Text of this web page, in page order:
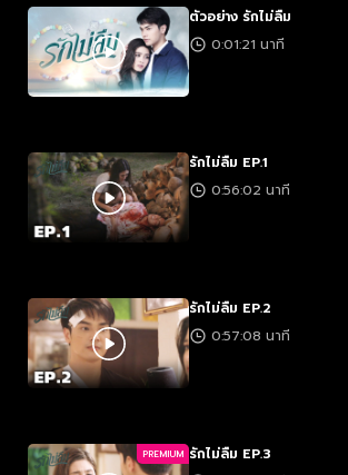
ตัวอย่าง รักไม่ลืม
0:01:21 นาที
รักไม่ลืม EP.1
0:56:02 นาที
รักไม่ลืม EP.2
0:57:08 นาที
PREMIUM รักไม่ลืม EP.3